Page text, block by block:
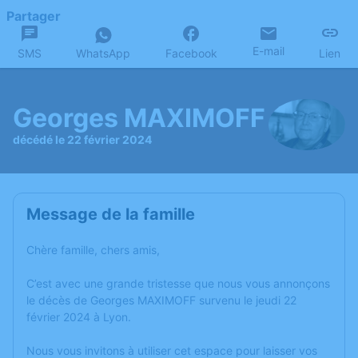
Partager
SMS WhatsApp Facebook E-mail Lien
Georges MAXIMOFF
décédé le 22 février 2024
Message de la famille
Chère famille, chers amis,
C’est avec une grande tristesse que nous vous annonçons
le décès de Georges MAXIMOFF survenu le jeudi 22
février 2024 à Lyon.
Nous vous invitons à utiliser cet espace pour laisser vos